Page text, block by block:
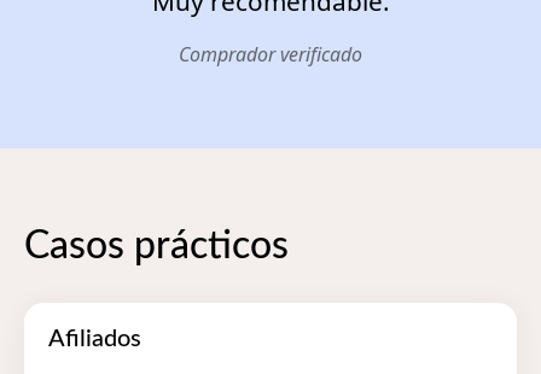
Comprador verificado
Casos prácticos
Afiliados